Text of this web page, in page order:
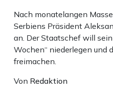
Nach monatelangen
Serbiens Präsident
an. Der Staatschef will
Wochen“ niederlegen und
freimachen.
Von Redaktion